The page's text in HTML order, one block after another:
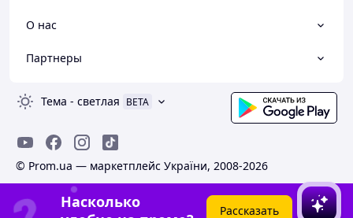
О нас
Партнеры
Тема - светлая BETA
© Prom.ua — маркетплейс України, 2008-2026
Насколько
Рассказать